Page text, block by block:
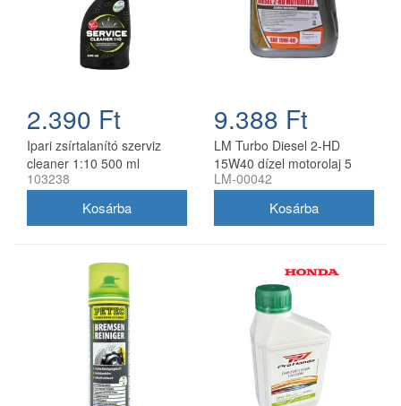
2.390 Ft
Ipari zsírtalanító szerviz
cleaner 1:10 500 ml
szórófejjel
103238
9.388 Ft
LM Turbo Diesel 2-HD
15W40 dízel motorolaj 5
liter
LM-00042